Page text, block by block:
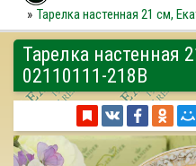
Тарелка настенная 21 см,
Тарелка настенная
02110111-218B